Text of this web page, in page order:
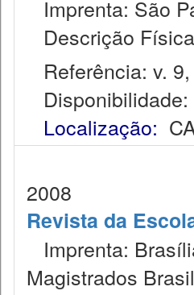
Imprenta: São
Descrição
Referência: v.
Disponibilidade:
Localização:
2008
Revista da
Imprenta:
Magistrados